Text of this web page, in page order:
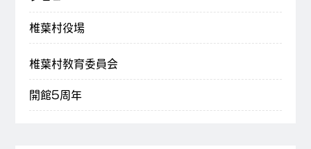
椎葉村役場
椎葉村教育委員会
開館5周年